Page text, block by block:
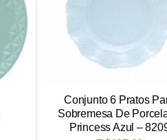
Conjunto 6 Pratos
Sobremesa De
Princess Azul –